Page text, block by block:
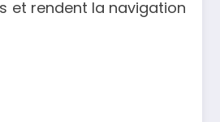
et rendent la navigation